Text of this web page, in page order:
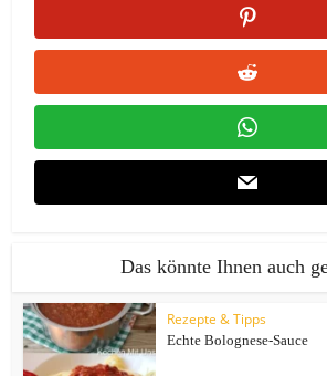
Das könnte Ihnen auch
Rezepte & Tipps
Echte Bolognese-Sauce